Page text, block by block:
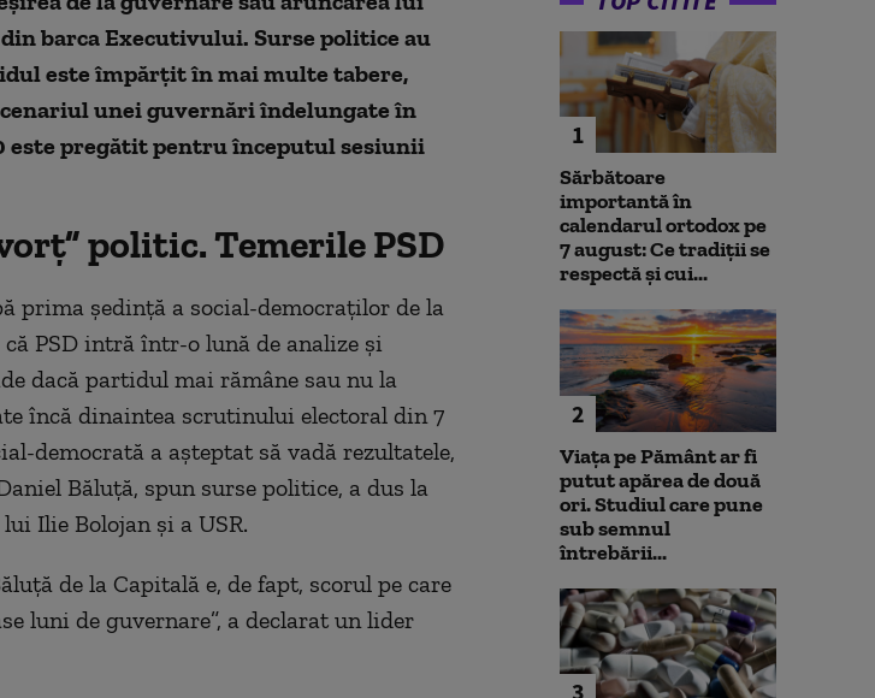
barca Executivului. Surse politice au
este împărțit în mai multe tabere,
unei guvernări îndelungate în
este pregătit pentru începutul sesiunii
politic. Temerile PSD
prima ședință a social-democraților de la
PSD intră într-o lună de analize și
dacă partidul mai rămâne sau nu la
încă dinaintea scrutinului electoral din 7
democrată a așteptat să vadă rezultatele,
Băluță, spun surse politice, a dus la
Ilie Bolojan și a USR.
de la Capitală e, de fapt, scorul pe care
luni de guvernare”, a declarat un lider
1
Sărbătoare
importantă în
calendarul ortodox pe
7 august: Ce tradiții se
respectă și cui...
2
Viața pe Pământ ar fi
putut apărea de două
ori. Studiul care pune
sub semnul
întrebării...
3